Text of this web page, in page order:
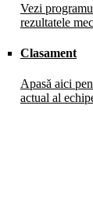
Vezi
rezultatele
Clasament
Apasă aici
actual al